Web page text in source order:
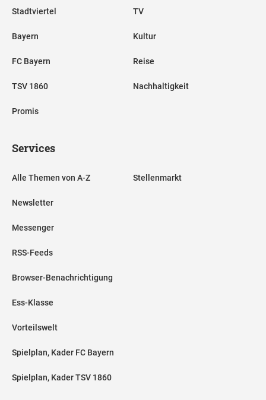
Stadtviertel
Bayern
FC Bayern
TSV 1860
Promis
TV
Kultur
Reise
Nachhaltigkeit
Services
Alle Themen von A-Z
Newsletter
Messenger
RSS-Feeds
Browser-Benachrichtigung
Ess-Klasse
Vorteilswelt
Spielplan, Kader FC Bayern
Spielplan, Kader TSV 1860
Stellenmarkt